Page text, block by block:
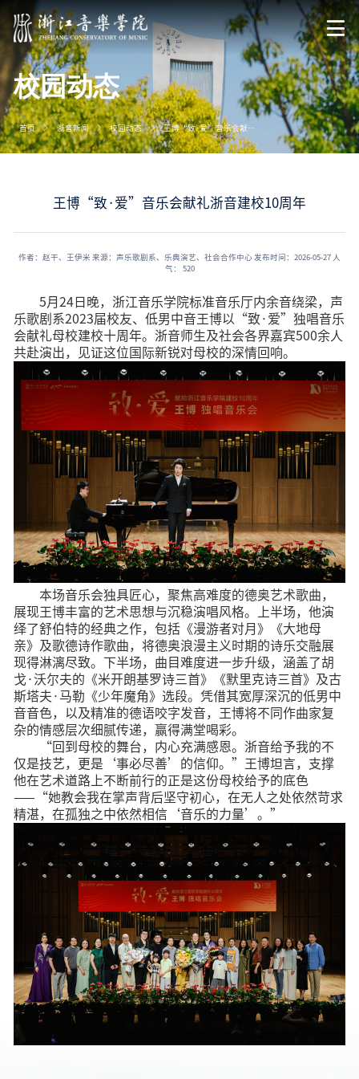
首页 浙音新闻 校园动态 王博“致·爱”音乐会献礼浙音建校10周年
校园动态
王博“致·爱”音乐会献礼浙音建校10周年
作者：赵干、王伊米 来源：声乐歌剧系、乐典演艺、社会合作中心 发布时间：2026-05-27 人
气： 520
5月24日晚，浙江音乐学院标准音乐厅内余音绕梁，声
乐歌剧系2023届校友、低男中音王博以“致·爱”独唱音乐
会献礼母校建校十周年。浙音师生及社会各界嘉宾500余人
共赴演出，见证这位国际新锐对母校的深情回响。
本场音乐会独具匠心，聚焦高难度的德奥艺术歌曲，
展现王博丰富的艺术思想与沉稳演唱风格。上半场，他演
绎了舒伯特的经典之作，包括《漫游者对月》《大地母
亲》及歌德诗作歌曲，将德奥浪漫主义时期的诗乐交融展
现得淋漓尽致。下半场，曲目难度进一步升级，涵盖了胡
戈·沃尔夫的《米开朗基罗诗三首》《默里克诗三首》及古
斯塔夫·马勒《少年魔角》选段。凭借其宽厚深沉的低男中
音音色，以及精准的德语咬字发音，王博将不同作曲家复
杂的情感层次细腻传递，赢得满堂喝彩。
“回到母校的舞台，内心充满感恩。浙音给予我的不
仅是技艺，更是‘事必尽善’的信仰。”王博坦言，支撑
他在艺术道路上不断前行的正是这份母校给予的底色
——“她教会我在掌声背后坚守初心，在无人之处依然苛求
精湛，在孤独之中依然相信‘音乐的力量’。”